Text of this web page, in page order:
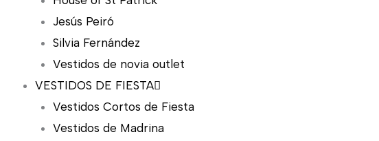
Jesús Peiró
Silvia Fernández
Vestidos de novia outlet
VESTIDOS DE FIESTA
Vestidos Cortos de Fiesta
Vestidos de Madrina